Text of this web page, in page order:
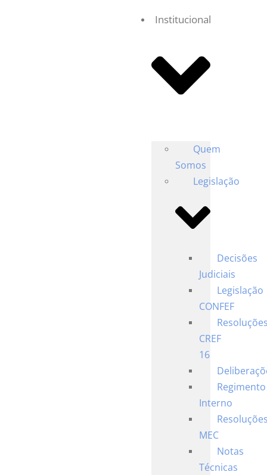
Institucional
Quem
Somos
Legislação
Decisões
Judiciais
Legislação
CONFEF
CREF
16
Regimento
Interno
MEC
Notas
Técnicas